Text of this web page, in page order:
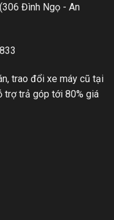
Đình Ngọ - An
trao đổi xe máy cũ tại
trợ trả góp tới 80% giá